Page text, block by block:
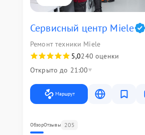
Сервисный центр Miele
Ремонт техники Miele
5,0240 оценки
Открыто до 21:00
Маршрут
ОбзорОтзывы 205